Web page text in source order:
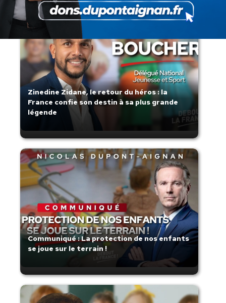
Zinedine Zidane, le retour du héros : la
France confie son destin à sa plus grande
légende
Communiqué : La protection de nos enfants
se joue sur le terrain !